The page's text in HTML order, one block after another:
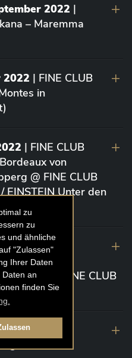
zu
zu
und ähnliche
"Zulassen"
Ihrer Daten
an
finden Sie
2022 |
– Maremma
2022 | FINE CLUB
in
| FINE CLUB
von
@ FINE CLUB
EINSTEIN Unter den
Academy
Große
2020 @ FINE CLUB
(Köln)